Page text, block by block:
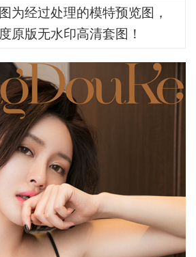
为经过处理的模特预览图，
原版无水印高清套图！